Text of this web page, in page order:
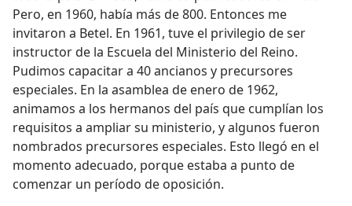
Pero, en 1960, había más de 800. Entonces me
invitaron a Betel. En 1961, tuve el privilegio de ser
instructor de la Escuela del Ministerio del Reino.
Pudimos capacitar a 40 ancianos y precursores
especiales. En la asamblea de enero de 1962,
animamos a los hermanos del país que cumplían los
requisitos a ampliar su ministerio, y algunos fueron
nombrados precursores especiales. Esto llegó en el
momento adecuado, porque estaba a punto de
comenzar un período de oposición.